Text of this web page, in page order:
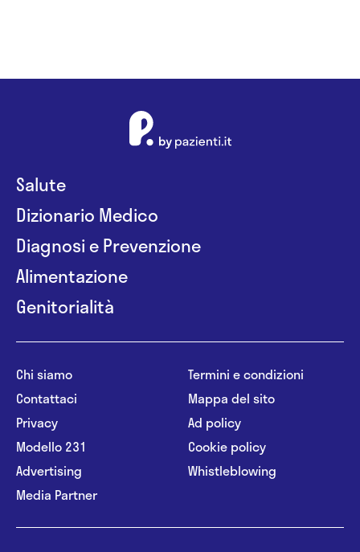
Salute
Dizionario Medico
Diagnosi e Prevenzione
Alimentazione
Genitorialità
Chi siamo
Contattaci
Privacy
Modello 231
Advertising
Media Partner
Termini e condizioni
Mappa del sito
Ad policy
Cookie policy
Whistleblowing